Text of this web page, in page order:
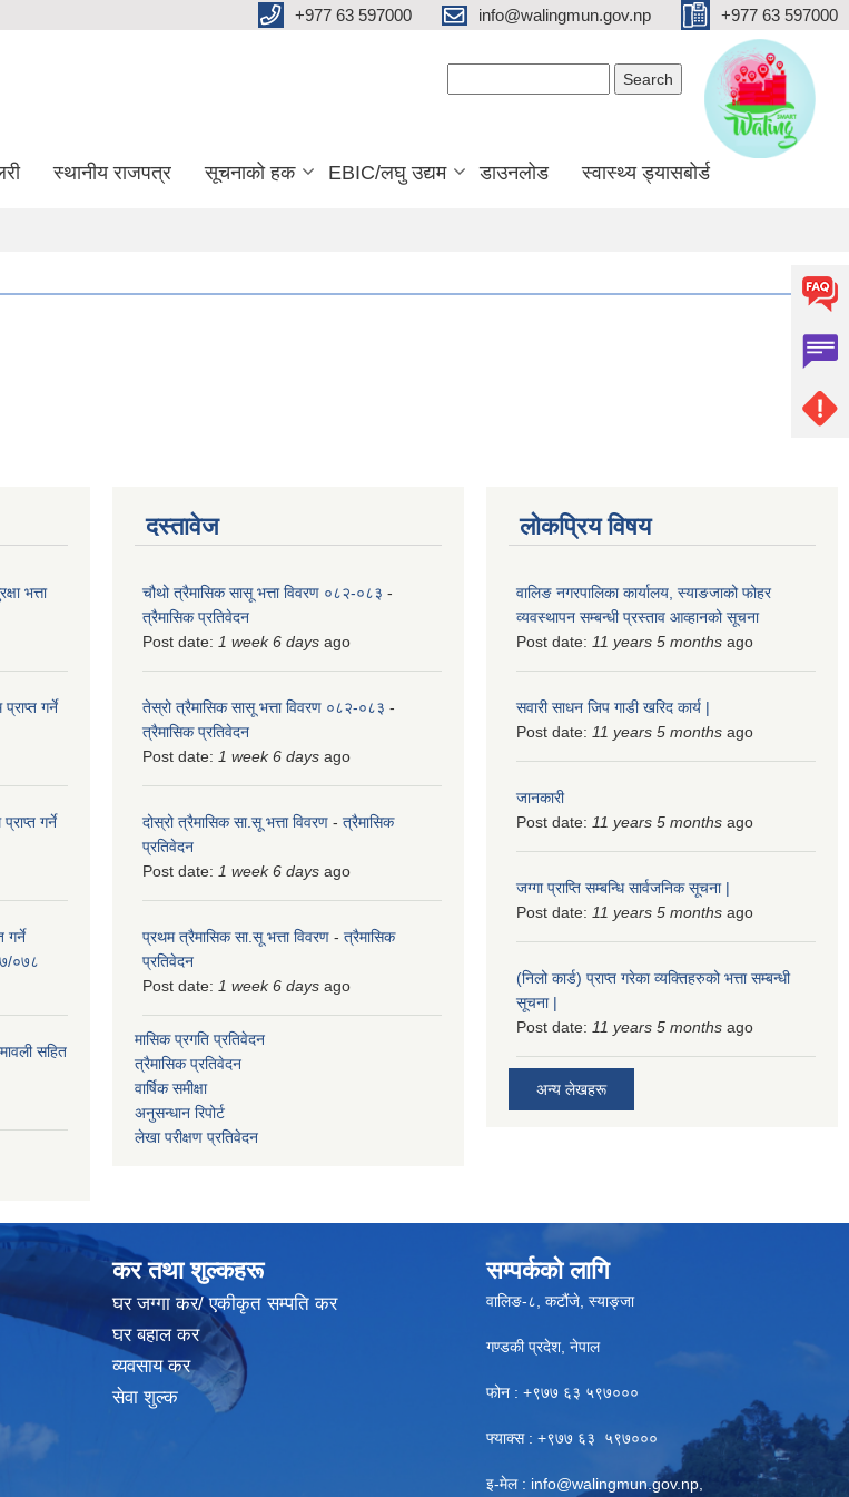
+977 63 597000 info@walingmun.gov.np +977 63 597000
स्थानीय राजपत्र सूचनाको हक EBIC/लघु उद्यम डाउनलोड स्वास्थ्य ड्यासबोर्ड
भत्ता
गर्ने
गर्ने
गर्ने
०७८
सहित
दस्तावेज
चौथो त्रैमासिक सासू भत्ता विवरण ०८२-०८३ -
त्रैमासिक प्रतिवेदन
Post date: 1 week 6 days ago
तेस्रो त्रैमासिक सासू भत्ता विवरण ०८२-०८३ -
त्रैमासिक प्रतिवेदन
Post date: 1 week 6 days ago
दोस्रो त्रैमासिक सा.सू भत्ता विवरण - त्रैमासिक
प्रतिवेदन
Post date: 1 week 6 days ago
प्रथम त्रैमासिक सा.सू भत्ता विवरण - त्रैमासिक
प्रतिवेदन
Post date: 1 week 6 days ago
मासिक प्रगति प्रतिवेदन
त्रैमासिक प्रतिवेदन
वार्षिक समीक्षा
अनुसन्धान रिपोर्ट
लेखा परीक्षण प्रतिवेदन
लोकप्रिय विषय
वालिङ नगरपालिका कार्यालय, स्याङजाको फोहर
व्यवस्थापन सम्बन्धी प्रस्ताव आव्हानको सूचना
Post date: 11 years 5 months ago
सवारी साधन जिप गाडी खरिद कार्य |
Post date: 11 years 5 months ago
जानकारी
Post date: 11 years 5 months ago
जग्गा प्राप्ति सम्बन्धि सार्वजनिक सूचना |
Post date: 11 years 5 months ago
(निलो कार्ड) प्राप्त गरेका व्यक्तिहरुको भत्ता सम्बन्धी
सूचना |
Post date: 11 years 5 months ago
अन्य लेखहरू
कर तथा शुल्कहरू
घर जग्गा कर/ एकीकृत सम्पति कर
घर बहाल कर
व्यवसाय कर
सेवा शुल्क
सम्पर्कको लागि
वालिङ-८, कटौंजे, स्याङ्जा
गण्डकी प्रदेश, नेपाल
फोन : +९७७ ६३ ५९७०००
फ्याक्स : +९७७ ६३ ५९७०००
इ-मेल : info@walingmun.gov.np